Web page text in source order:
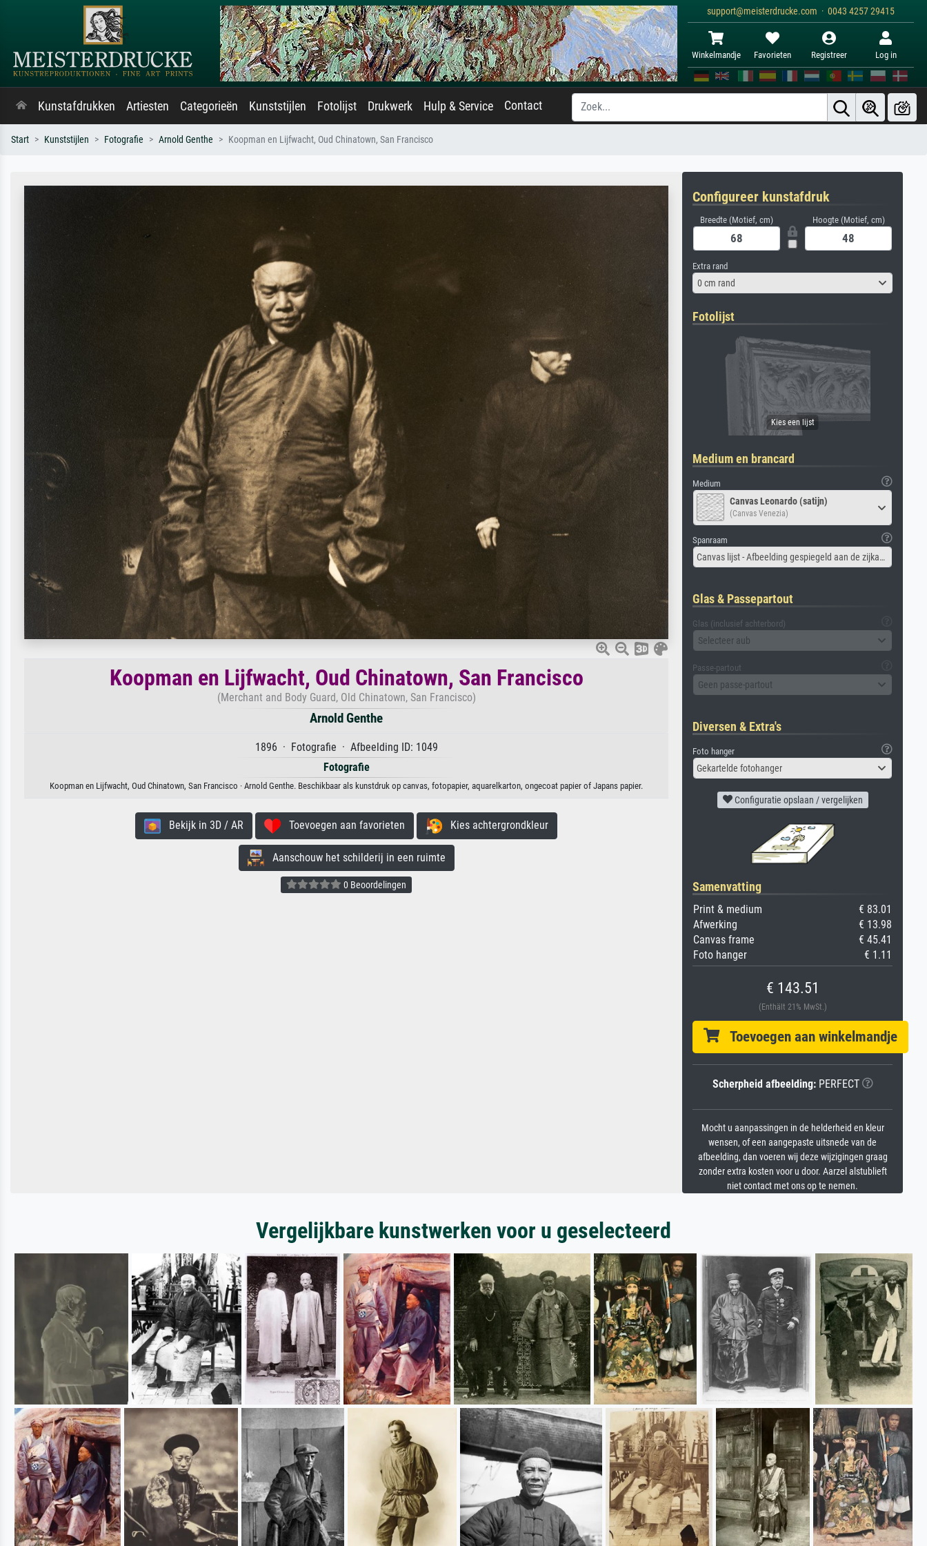
support@meisterdrucke.com · 0043 4257 29415
Winkelmandje Favorieten Registreer Log in
Kunstafdrukken Artiesten Categorieën Kunststijlen Fotolijst Drukwerk Hulp & Service Contact
Start Kunststijlen Fotografie Arnold Genthe Koopman en Lijfwacht, Oud Chinatown, San Francisco
Koopman en Lijfwacht, Oud Chinatown, San Francisco
(Merchant and Body Guard, Old Chinatown, San Francisco)
Arnold Genthe
1896 · Fotografie · Afbeelding ID: 1049
Fotografie
Koopman en Lijfwacht, Oud Chinatown, San Francisco · Arnold Genthe. Beschikbaar als kunstdruk op canvas, fotopapier, aquarelkarton, ongecoat papier of Japans papier.
Bekijk in 3D / AR Toevoegen aan favorieten Kies achtergrondkleur
Aanschouw het schilderij in een ruimte
0 Beoordelingen
Configureer kunstafdruk
Breedte (Motief, cm) Hoogte (Motief, cm)
Extra rand
0 cm rand
Fotolijst
Medium en brancard
Medium
Canvas Leonardo (satijn)
(Canvas Venezia)
Spanraam
Canvas lijst - Afbeelding gespiegeld aan de zijkant
Glas & Passepartout
Glas (inclusief achterbord)
Selecteer aub
Passe-partout
Geen passe-partout
Diversen & Extra's
Foto hanger
Gekartelde fotohanger
Configuratie opslaan / vergelijken
Samenvatting
Print & medium
€ 83.01
Afwerking
€ 13.98
Canvas frame
€ 45.41
Foto hanger
€ 1.11
€ 143.51
(Enthält 21% MwSt.)
Toevoegen aan winkelmandje
Scherpheid afbeelding:PERFECT
Mocht u aanpassingen in de helderheid en kleur
wensen, of een aangepaste uitsnede van de
afbeelding, dan voeren wij deze wijzigingen graag
zonder extra kosten voor u door. Aarzel alstublieft
niet contact met ons op te nemen.
Vergelijkbare kunstwerken voor u geselecteerd